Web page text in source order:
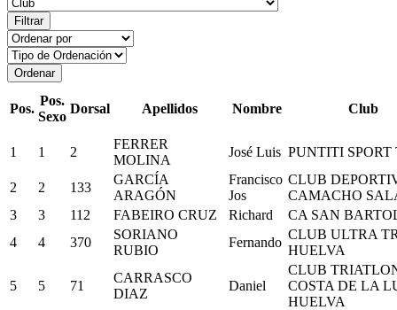
Pos.
Pos.
Sexo
Dorsal Apellidos Nombre Club
1 1 2
FERRER
MOLINA
José Luis PUNTITI SPORT
2 2 133
GARCÍA
ARAGÓN
Francisco
Jos
CLUB
CAMACHO
3
3 112 FABEIRO CRUZ Richard
CA SAN
4
4 370
SORIANO
RUBIO
Fernando
CLUB ULTRA
HUELVA
5 5 71
CARRASCO
DIAZ
Daniel
CLUB
COSTA DE LA
HUELVA